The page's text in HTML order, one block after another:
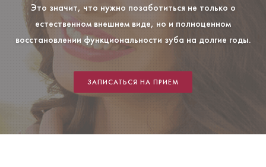
Это значит, что нужно позаботиться не только о
естественном внешнем виде, но и полноценном
восстановлении функциональности зуба на долгие годы.
ЗАПИСАТЬСЯ НА ПРИЕМ